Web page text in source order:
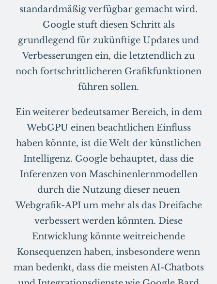
standardmäßig verfügbar gemacht wird.
Google stuft diesen Schritt als
grundlegend für zukünftige Updates und
Verbesserungen ein, die letztendlich zu
noch fortschrittlicheren Grafikfunktionen
führen sollen.
Ein weiterer bedeutsamer Bereich, in dem
WebGPU einen beachtlichen Einfluss
haben könnte, ist die Welt der künstlichen
Intelligenz. Google behauptet, dass die
Inferenzen von Maschinenlernmodellen
durch die Nutzung dieser neuen
Webgrafik-API um mehr als das Dreifache
verbessert werden könnten. Diese
Entwicklung könnte weitreichende
Konsequenzen haben, insbesondere wenn
man bedenkt, dass die meisten AI-Chatbots